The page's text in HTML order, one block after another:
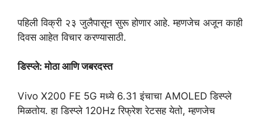
पहिली विक्री २३ जुलैपासून सुरू होणार आहे. म्हणजेच अजून काही
दिवस आहेत विचार करण्यासाठी.
डिस्प्ले: मोठा आणि जबरदस्त
Vivo X200 FE 5G मध्ये 6.31 इंचाचा AMOLED डिस्प्ले
मिळतोय. हा डिस्प्ले 120Hz रिफ्रेश रेटसह येतो, म्हणजेच